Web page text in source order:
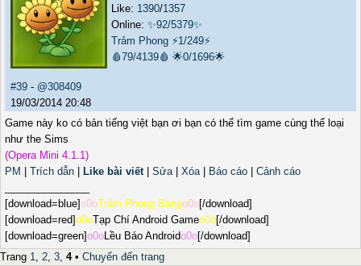
Like: 1390/1357
Online: ✨92/5379✨
Trảm Phong ⚡1/249⚡
🩸79/4139🩸 🌟0/1696🌟
#39 - @308409
19/03/2014 20:48
Game này ko có bản tiếng việt bạn ơi bạn có thể tìm game cùng thể loại
như the Sims
(Opera Mini 4.1.1)
PM
Trích dẫn Like bài viết| Sửa| Xóa| Báo cáo
Cảnh cáo
[download=blue] o0oTrảm Phong Bango0o[/download]
[download=red]o0oTạp Chí Android Gameo0o[/download]
[download=green]o0oLều Báo Androido0o[/download]
Trang 1, 2, 3, 4• Chuyển đến trang